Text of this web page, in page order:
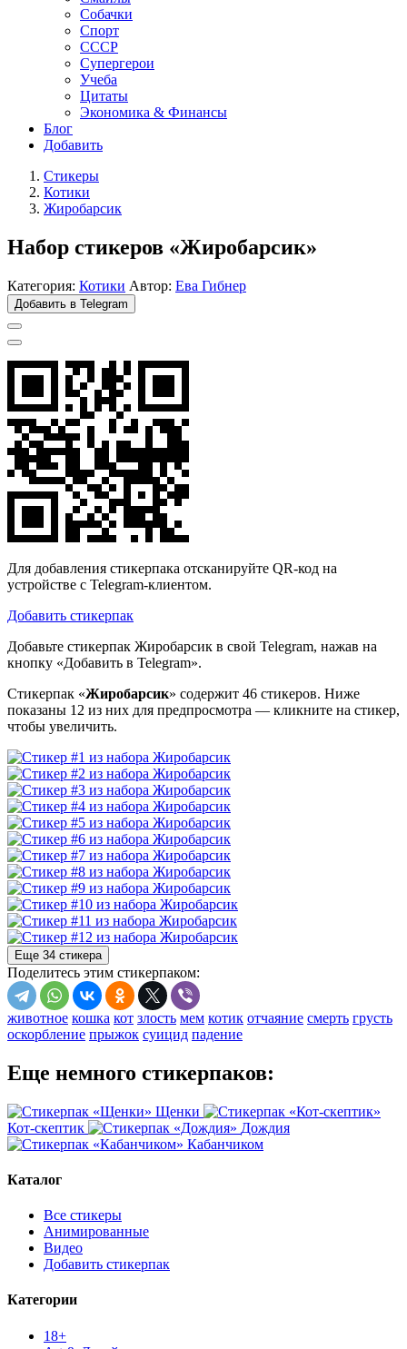
Собачки
Спорт
СССР
Супергерои
Учеба
Цитаты
Экономика & Финансы
Блог
Добавить
Стикеры
Котики
Жиробарсик
Набор стикеров «Жиробарсик»
Категория: Котики Автор: Ева Гибнер
Добавить в Telegram
Для добавления стикерпака отсканируйте QR-код на
устройстве с Telegram-клиентом.
Добавить стикерпак
Добавьте стикерпак Жиробарсик в свой Telegram, нажав на
кнопку «Добавить в Telegram».
Стикерпак «Жиробарсик» содержит 46 стикеров. Ниже
показаны 12 из них для предпросмотра — кликните на стикер,
чтобы увеличить.
Еще 34 стикера
Поделитесь этим стикерпаком:
животное кошка кот злость мем котик отчаяние смерть грусть
оскорбление прыжок суицид падение
Еще немного стикерпаков:
Щенки
Кот-скептик
Дождия
Кабанчиком
Каталог
Все стикеры
Анимированные
Видео
Добавить стикерпак
Категории
18+